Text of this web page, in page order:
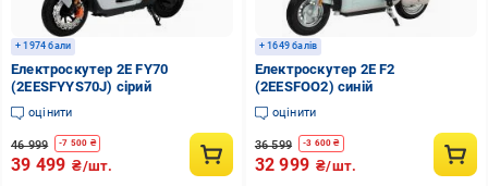
+ 1974 бали
Електроскутер 2E FY70
(2EESFYYS70J) сірий
оцінити
46 999 -7 500 ₴
39 499 ₴/шт.
+ 1649 балів
Електроскутер 2E F2
(2EESFOO2) синій
оцінити
36 599 -3 600 ₴
32 999 ₴/шт.